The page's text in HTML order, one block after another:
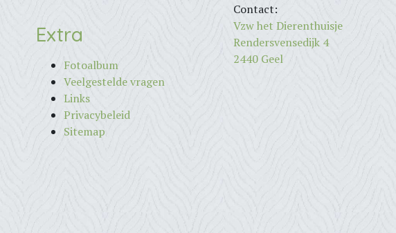
Extra
Fotoalbum
Veelgestelde vragen
Links
Privacybeleid
Sitemap
Contact:
Vzw het Dierenthuisje
Rendersvensedijk 4
2440 Geel